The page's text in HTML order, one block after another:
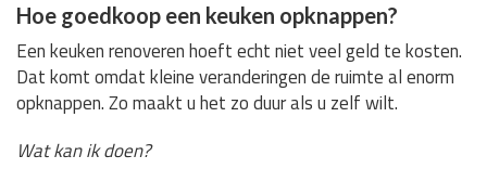
Hoe goedkoop een keuken opknappen?
Een keuken renoveren hoeft echt niet veel geld te kosten.
Dat komt omdat kleine veranderingen de ruimte al enorm
opknappen. Zo maakt u het zo duur als u zelf wilt.
Wat kan ik doen?